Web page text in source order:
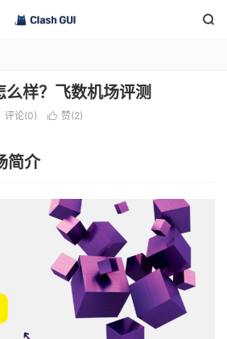

样？飞数机场评测
评论(0)  赞(2)
简介